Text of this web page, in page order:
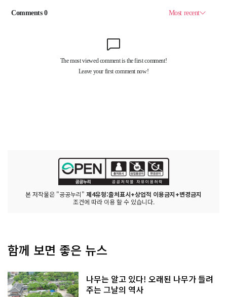
본 저작물은 "공공누리" 제4유형:출처표시+상업적 이용금지+변경금지
조건에 따라 이용 할 수 있습니다.
함께 보면 좋은 뉴스
나무는 알고 있다! 오래된 나무가 들려
주는 그날의 역사